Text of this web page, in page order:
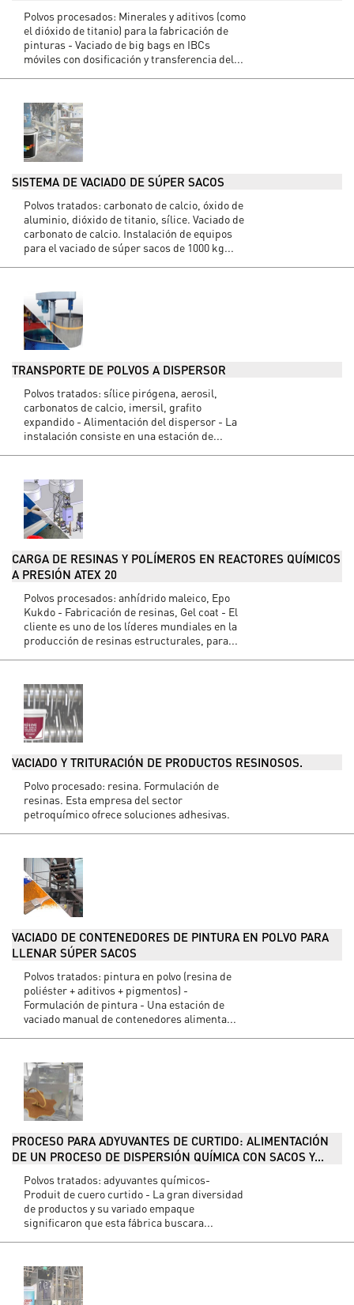
Polvos procesados: Minerales y aditivos (como
el dióxido de titanio) para la fabricación de
pinturas - Vaciado de big bags en IBCs
móviles con dosificación y transferencia del...
SISTEMA DE VACIADO DE SÚPER SACOS
Polvos tratados: carbonato de calcio, óxido de
aluminio, dióxido de titanio, sílice. Vaciado de
carbonato de calcio. Instalación de equipos
para el vaciado de súper sacos de 1000 kg...
TRANSPORTE DE POLVOS A DISPERSOR
Polvos tratados: sílice pirógena, aerosil,
carbonatos de calcio, imersil, grafito
expandido - Alimentación del dispersor - La
instalación consiste en una estación de...
CARGA DE RESINAS Y POLÍMEROS EN REACTORES QUÍMICOS
A PRESIÓN ATEX 20
Polvos procesados: anhídrido maleico, Epo
Kukdo - Fabricación de resinas, Gel coat - El
cliente es uno de los líderes mundiales en la
producción de resinas estructurales, para...
VACIADO Y TRITURACIÓN DE PRODUCTOS RESINOSOS.
Polvo procesado: resina. Formulación de
resinas. Esta empresa del sector
petroquímico ofrece soluciones adhesivas.
VACIADO DE CONTENEDORES DE PINTURA EN POLVO PARA
LLENAR SÚPER SACOS
Polvos tratados: pintura en polvo (resina de
poliéster + aditivos + pigmentos) -
Formulación de pintura - Una estación de
vaciado manual de contenedores alimenta...
PROCESO PARA ADYUVANTES DE CURTIDO: ALIMENTACIÓN
DE UN PROCESO DE DISPERSIÓN QUÍMICA CON SACOS Y...
Polvos tratados: adyuvantes químicos-
Produit de cuero curtido - La gran diversidad
de productos y su variado empaque
significaron que esta fábrica buscara...